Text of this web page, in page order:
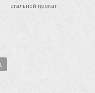
стальной прокат